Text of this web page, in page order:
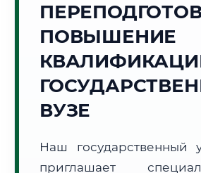
Погода в г. Энгельс: ☀️
🌅 Восход:
📍 Региональная справка
Субъект:
Почтовые индексы:
Часовой пояс:
ПОВЫШЕНИЕ
ВУЗЕ
Наш государственный
приглашает